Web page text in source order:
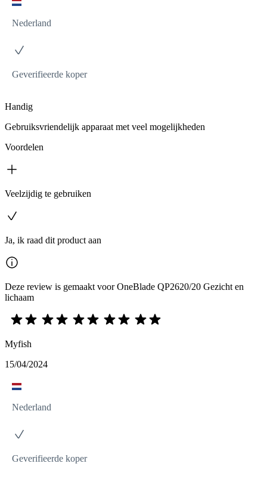
Nederland
Geverifieerde koper
Handig
Gebruiksvriendelijk apparaat met veel mogelijkheden
Voordelen
Veelzijdig te gebruiken
Ja, ik raad dit product aan
Deze review is gemaakt voor OneBlade QP2620/20 Gezicht en
lichaam
Myfish
15/04/2024
Nederland
Geverifieerde koper